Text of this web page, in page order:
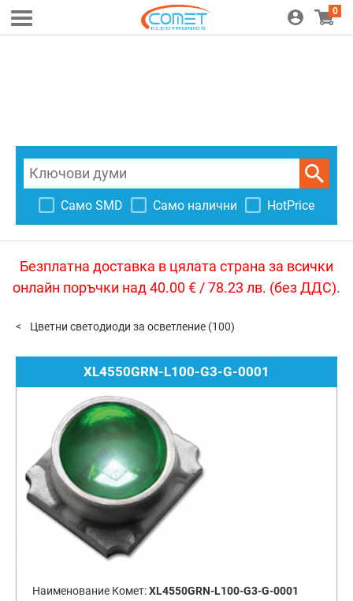
0
Само SMD Само налични HotPrice
Безплатна доставка в цялата страна за всички
онлайн поръчки над 40.00 € / 78.23 лв. (без ДДС).
Цветни светодиоди за осветление (100)
XL4550GRN-L100-G3-G-0001
Наименование Комет:XL4550GRN-L100-G3-G-0001